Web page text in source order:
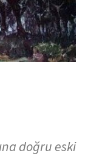
doğru eski